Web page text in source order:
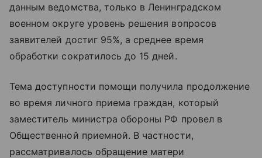
данным ведомства, только в Ленинградском
военном округе уровень решения вопросов
заявителей достиг 95%, а среднее время
обработки сократилось до 15 дней.
Тема доступности помощи получила продолжение
во время личного приема граждан, который
заместитель министра обороны РФ провел в
Общественной приемной. В частности,
рассматривалось обращение матери